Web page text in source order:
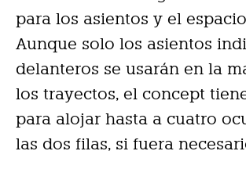
para los asientos y el
Aunque solo los asientos
delanteros se usarán en la
los trayectos, el concept
para alojar hasta a cuatro
las dos filas, si fuera